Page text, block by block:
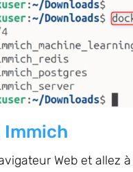
Immich
Web et allez à